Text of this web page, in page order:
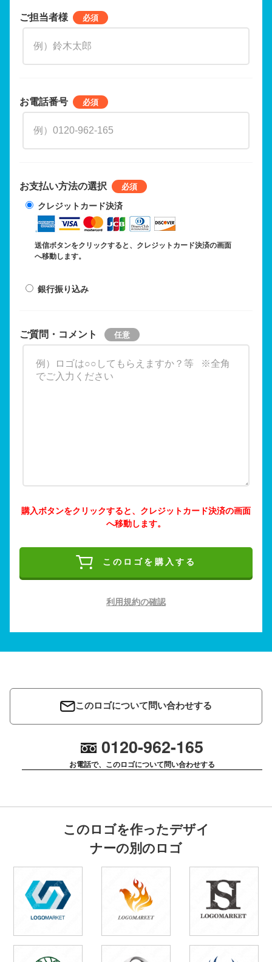
ご担当者様
お電話番号
お支払い方法の選択
クレジットカード決済
送信ボタンをクリックすると、クレジットカード決済の画面
へ移動します。
銀行振り込み
ご質問・コメント
購入ボタンをクリックすると、クレジットカード決済の画面
へ移動します。
このロゴを購入する
利用規約の確認
このロゴについて問い合わせする
0120-962-165
お電話で、このロゴについて問い合わせする
このロゴを作ったデザイ
ナーの別のロゴ